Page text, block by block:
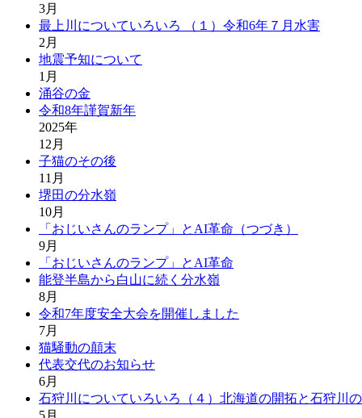
3月
最上川についていろいろ （１）令和6年７月水害
2月
地震予知について
1月
涌谷の金
令和8年謹賀新年
2025年
12月
子猫のその後
11月
堺田の分水嶺
10月
「おじいさんのランプ」とAI革命（つづき）
9月
「おじいさんのランプ」とAI革命
能登半島から白山に続く分水嶺
8月
令和7年度安全大会を開催しました
7月
猫騒動の顛末
代表交代のお知らせ
6月
石狩川についていろいろ（４）北海道の開拓と石狩川
5月